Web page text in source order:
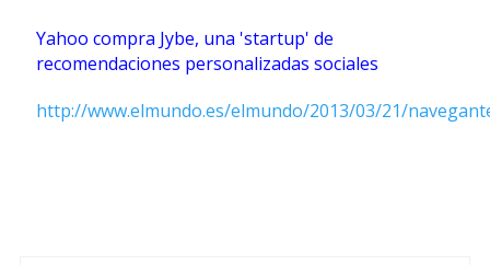
Yahoo compra Jybe, una 'startup' de
recomendaciones personalizadas sociales
http://www.elmundo.es/elmundo/2013/03/21/